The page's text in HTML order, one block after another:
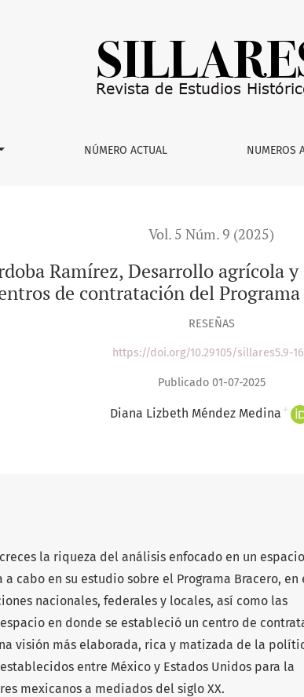
Desarrollo agrícola y acuerdos políticos en el
NÚMERO ACTUAL NUMEROS
Vol. 5 Núm. 9 (2025)
Ramírez, Desarrollo agrícola
de contratación del
RESEÑAS
https://doi.org/10.29105/sillares5.9-
Publicado 01-07-2025
Diana Lizbeth Méndez Medina +
la riqueza del análisis enfocado en un espacio
cabo en su estudio sobre el Programa Bracero, en
nacionales, federales y locales, así como las
en donde se estableció un centro de
visión más elaborada, rica y matizada de la
entre México y Estados Unidos para la
mexicanos a mediados del siglo XX.